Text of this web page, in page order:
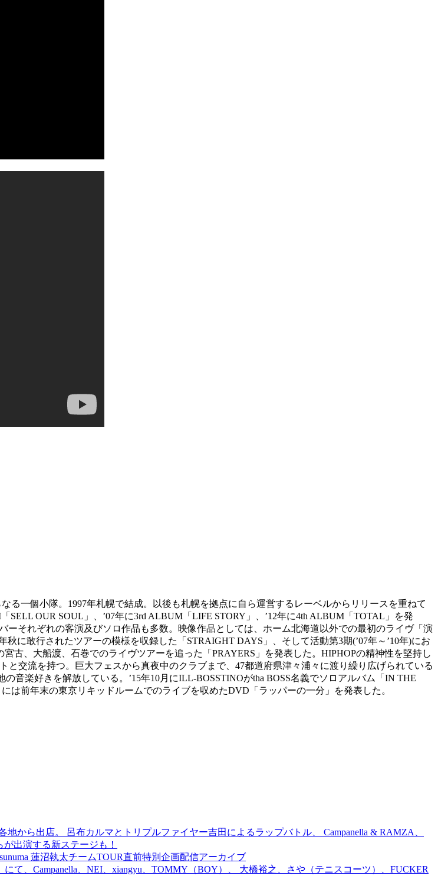
る一個小隊。1997年札幌で結成。以後も札幌を拠点に自ら運営するレーベルからリリースを重ねて
OUR SOUL」、’07年に3rd ALBUM「LIFE STORY」、’12年に4th ALBUM「TOTAL」を発
それぞれの客演及びソロ作品も多数。映像作品としては、ホーム北海道以外での最初のライヴ「演
秋に敢行されたツアーの模様を収録した「STRAIGHT DAYS」、そして活動第3期(’07年～’10年)にお
古、大船渡、石巻でのライヴツアーを追った「PRAYERS」を発表した。HIPHOPの精神性を堅持し
交流を持つ。巨大フェスから真夜中のクラブまで、47都道府県津々浦々に渡り繰り広げられている
音楽好きを解放している。’15年10月にILL-BOSSTINOがtha BOSS名義でソロアルバム「IN THE
は前年末の東京リキッドルームでのライブを収めたDVD「ラッパーの一分」を発表した。
から出店。 呂布カルマとトリプルファイヤー吉田によるラップバトル、 Campanella & RAMZA、
出演する新ステージも！
蓮沼執太チームTOUR直前特別企画配信アーカイブ
て、Campanella、NEI、xiangyu、TOMMY（BOY）、 大橋裕之、さや（テニスコーツ）、FUCKER